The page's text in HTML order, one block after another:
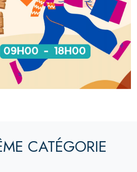
CATÉGORIE